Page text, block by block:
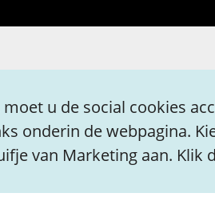
u de social cookies
onderin de webpagina.
van Marketing aan. Klik